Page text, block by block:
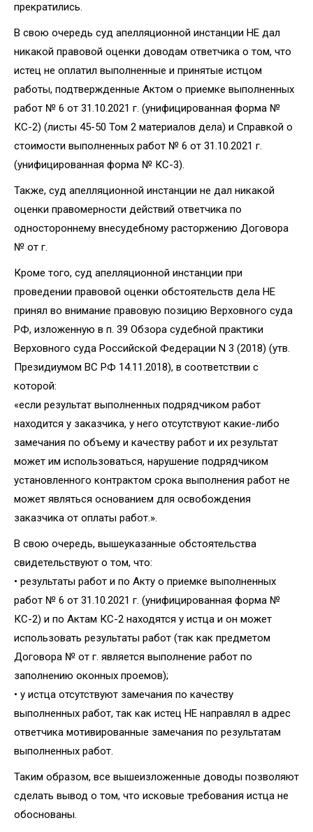
прекратились.
В свою очередь суд апелляционной инстанции НЕ дал
никакой правовой оценки доводам ответчика о том, что
истец не оплатил выполненные и принятые истцом
работы, подтвержденные Актом о приемке выполненных
работ № 6 от 31.10.2021 г. (унифицированная форма №
КС-2) (листы 45-50 Том 2 материалов дела) и Справкой о
стоимости выполненных работ № 6 от 31.10.2021 г.
(унифицированная форма № КС-3).
Также, суд апелляционной инстанции не дал никакой
оценки правомерности действий ответчика по
одностороннему внесудебному расторжению Договора
№ от г.
Кроме того, суд апелляционной инстанции при
проведении правовой оценки обстоятельств дела НЕ
принял во внимание правовую позицию Верховного суда
РФ, изложенную в п. 39 Обзора судебной практики
Верховного суда Российской Федерации N 3 (2018) (утв.
Президиумом ВС РФ 14.11.2018), в соответствии с
которой:
«если результат выполненных подрядчиком работ
находится у заказчика, у него отсутствуют какие-либо
замечания по объему и качеству работ и их результат
может им использоваться, нарушение подрядчиком
установленного контрактом срока выполнения работ не
может являться основанием для освобождения
заказчика от оплаты работ.».
В свою очередь, вышеуказанные обстоятельства
свидетельствуют о том, что:
• результаты работ и по Акту о приемке выполненных
работ № 6 от 31.10.2021 г. (унифицированная форма №
КС-2) и по Актам КС-2 находятся у истца и он может
использовать результаты работ (так как предметом
Договора № от г. является выполнение работ по
заполнению оконных проемов);
• у истца отсутствуют замечания по качеству
выполненных работ, так как истец НЕ направлял в адрес
ответчика мотивированные замечания по результатам
выполненных работ.
Таким образом, все вышеизложенные доводы позволяют
сделать вывод о том, что исковые требования истца не
обоснованы.